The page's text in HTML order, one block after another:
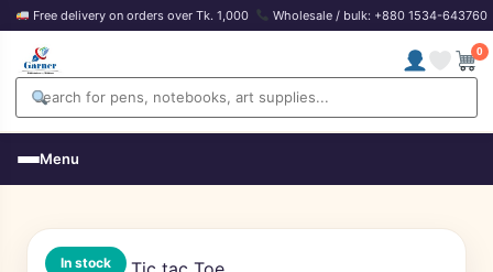
Free delivery on orders over Tk. 1,000 Wholesale / bulk: +880 1534-643760
0
Menu
In stock